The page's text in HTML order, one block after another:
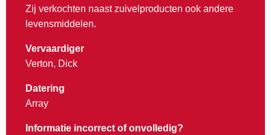
Zij verkochten naast zuivelproducten ook andere
levensmiddelen.
Vervaardiger
Verton, Dick
Datering
Array
Informatie incorrect of onvolledig?